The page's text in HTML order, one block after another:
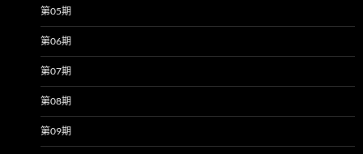
第05期
第06期
第07期
第08期
第09期